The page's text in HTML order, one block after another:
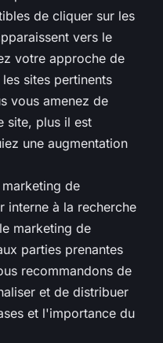
de cliquer sur les
vers le
votre approche de
sites pertinents
vous amenez de
site, plus il est
une augmentation
de
interne à la recherche
marketing de
parties prenantes
recommandons de
et de distribuer
et l'importance du